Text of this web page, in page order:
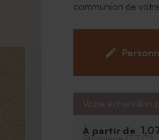
communion de
grâce à notre outil
Votre échantillon
À partir de